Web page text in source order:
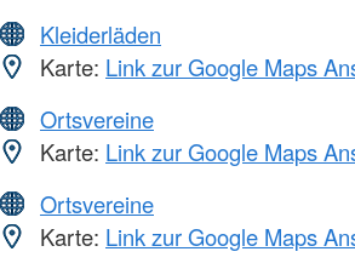
Kleiderläden
Karte: Link zur Google Maps
Ortsvereine
Karte: Link zur Google Maps
Ortsvereine
Karte: Link zur Google Maps